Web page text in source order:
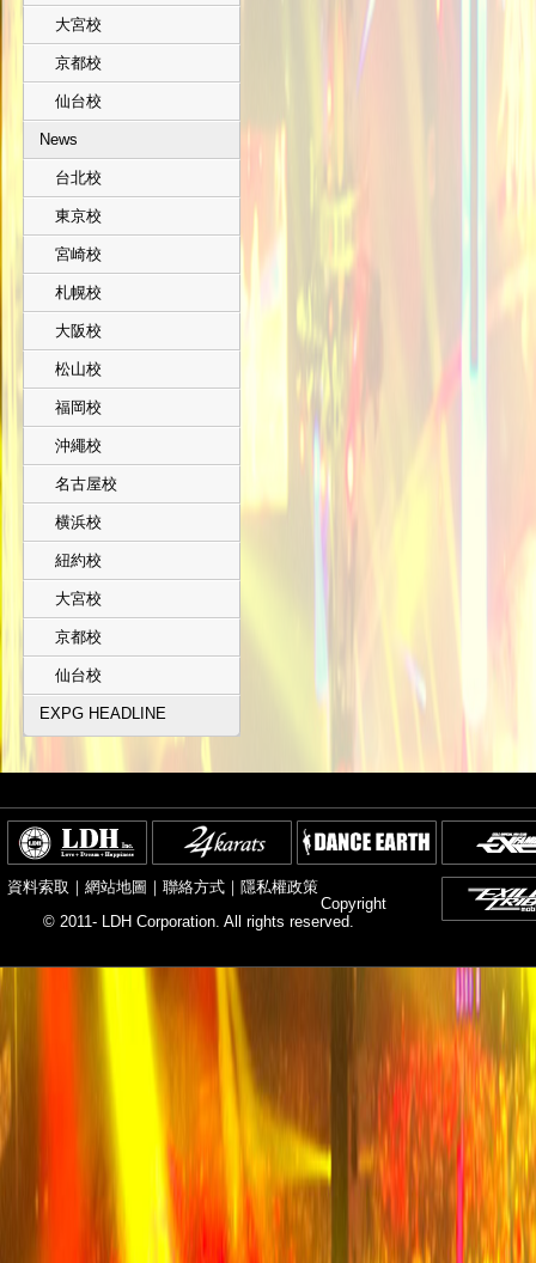
大宮校
京都校
仙台校
News
台北校
東京校
宮崎校
札幌校
大阪校
松山校
福岡校
沖繩校
名古屋校
横浜校
紐約校
大宮校
京都校
仙台校
EXPG HEADLINE
資料索取 ｜ 網站地圖 ｜ 聯絡方式 ｜ 隱私權政策
Copyright
© 2011- LDH Corporation. All rights reserved.